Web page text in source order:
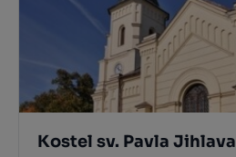
Kostel sv. Pavla Jihlava